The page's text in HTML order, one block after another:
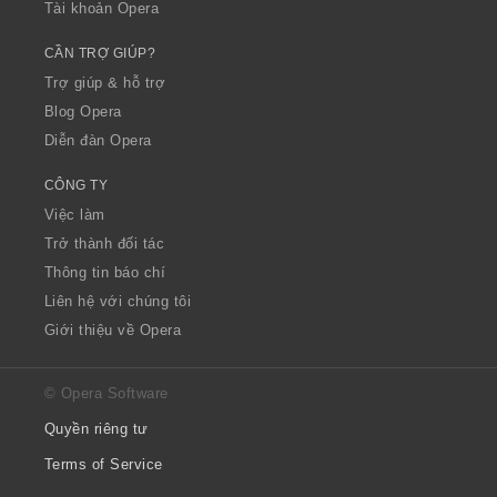
Tài khoản Opera
CẦN TRỢ GIÚP?
Trợ giúp & hỗ trợ
Blog Opera
Diễn đàn Opera
CÔNG TY
Việc làm
Trở thành đối tác
Thông tin báo chí
Liên hệ với chúng tôi
Giới thiệu về Opera
© Opera Software
Quyền riêng tư
Terms of Service